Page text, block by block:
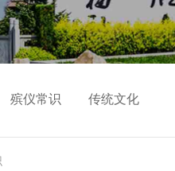
殡仪常识 传统文化